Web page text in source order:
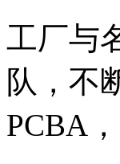
工厂与
队，不
PCBA